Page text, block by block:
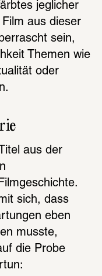
jeglicher
aus dieser
sein,
Themen wie
oder
aus der
sich, dass
eben
musste,
die Probe